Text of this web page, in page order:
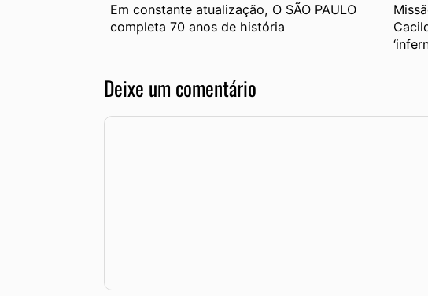
Em constante atualização, O SÃO PAULO
completa 70 anos de história
Deixe um comentário
Comentário